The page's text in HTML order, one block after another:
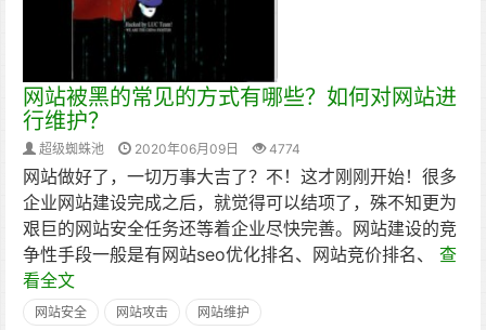
网站被黑的常见的方式有哪些？如何对网站进
行维护？
超级蜘蛛池 2020年06月09日 4774
网站做好了，一切万事大吉了？不！这才刚刚开始！很多
企业网站建设完成之后，就觉得可以结项了，殊不知更为
艰巨的网站安全任务还等着企业尽快完善。网站建设的竞
争性手段一般是有网站seo优化排名、网站竞价排名、 查
看全文
网站安全 网站攻击 网站维护